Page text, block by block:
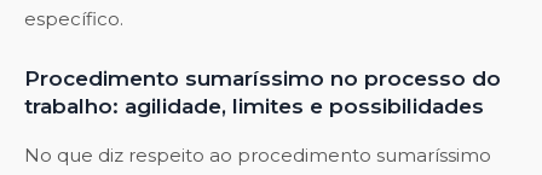
específico.
Procedimento sumaríssimo no processo do
trabalho: agilidade, limites e possibilidades
No que diz respeito ao procedimento sumaríssimo